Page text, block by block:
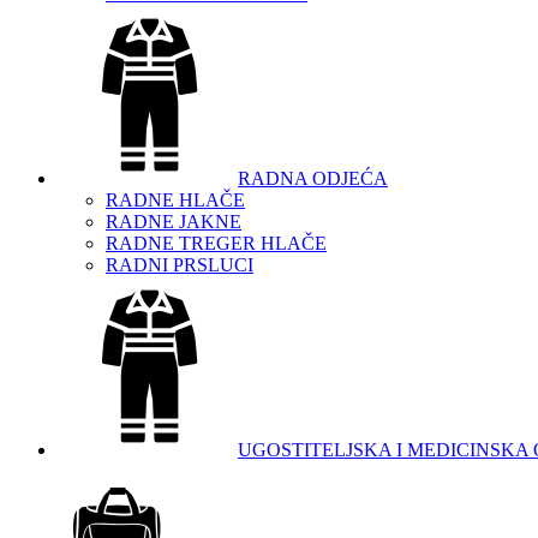
RADNA ODJEĆA
RADNE HLAČE
RADNE JAKNE
RADNE TREGER HLAČE
RADNI PRSLUCI
UGOSTITELJSKA I MEDICINSKA